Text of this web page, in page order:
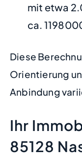
mit etwa
ca.
Diese
Orientierung
Anbindung
Ihr
85128